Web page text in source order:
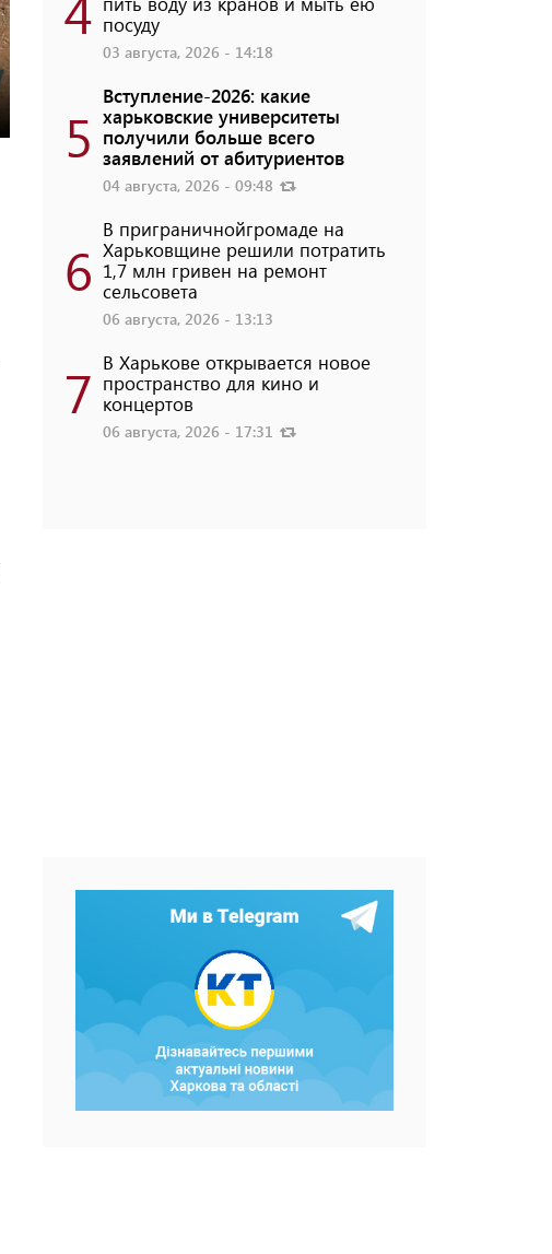
посуду
03 августа, 2026 - 14:18
5
Вступление-2026: какие
харьковские университеты
получили больше всего
заявлений от абитуриентов
04 августа, 2026 - 09:48
6
В приграничнойгромаде на
Харьковщине решили потратить
1,7 млн ​​гривен на ремонт
сельсовета
06 августа, 2026 - 13:13
7 В Харькове открывается новое
пространство для кино и
концертов
06 августа, 2026 - 17:31